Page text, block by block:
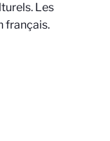
Les
français.